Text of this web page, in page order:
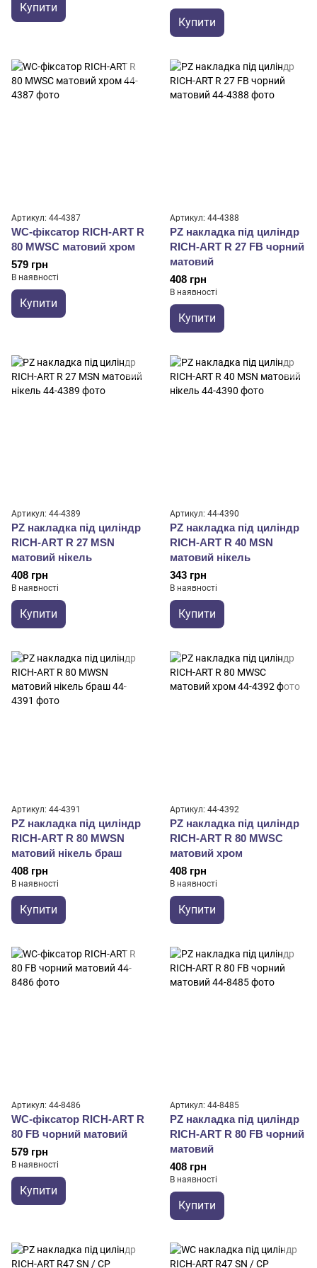
Купити
Купити
Артикул: 44-4387
WC-фіксатор RICH-ART R
80 MWSC матовий хром
579 грн
В наявності
Купити
Артикул: 44-4388
PZ накладка під циліндр
RICH-ART R 27 FB чорний
матовий
408 грн
В наявності
Купити
Артикул: 44-4389
PZ накладка під циліндр
RICH-ART R 27 MSN
матовий нікель
408 грн
В наявності
Купити
Артикул: 44-4390
PZ накладка під циліндр
RICH-ART R 40 MSN
матовий нікель
343 грн
В наявності
Купити
Артикул: 44-4391
PZ накладка під циліндр
RICH-ART R 80 MWSN
матовий нікель браш
408 грн
В наявності
Купити
Артикул: 44-4392
PZ накладка під циліндр
RICH-ART R 80 MWSC
матовий хром
408 грн
В наявності
Купити
Артикул: 44-8486
WC-фіксатор RICH-ART R
80 FB чорний матовий
579 грн
В наявності
Купити
Артикул: 44-8485
PZ накладка під циліндр
RICH-ART R 80 FB чорний
матовий
408 грн
В наявності
Купити